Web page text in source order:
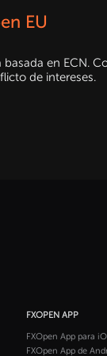
EU
en ECN.
de intereses.
FXOPEN APP
FXOpen App para
FXOpen App de